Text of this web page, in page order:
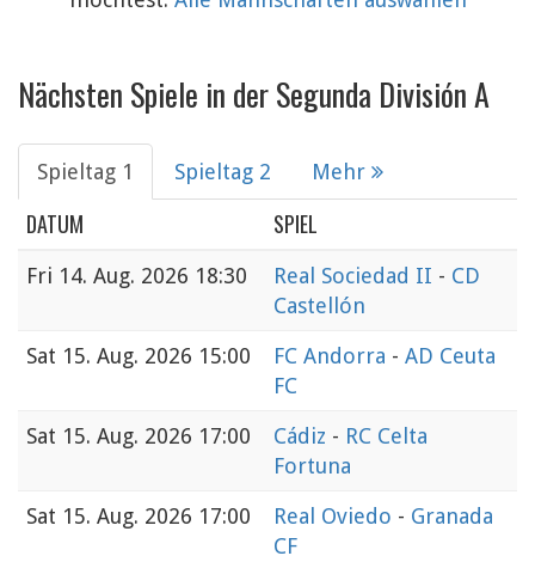
Nächsten Spiele in der Segunda División A
Spieltag 1 Spieltag 2 Mehr
DATUM SPIEL
Fri 14. Aug. 2026 18:30 Real Sociedad II - CD
Castellón
Sat 15. Aug. 2026 15:00 FC Andorra - AD Ceuta
FC
Sat 15. Aug. 2026 17:00 Cádiz - RC Celta
Fortuna
Sat 15. Aug. 2026 17:00 Real Oviedo - Granada
CF